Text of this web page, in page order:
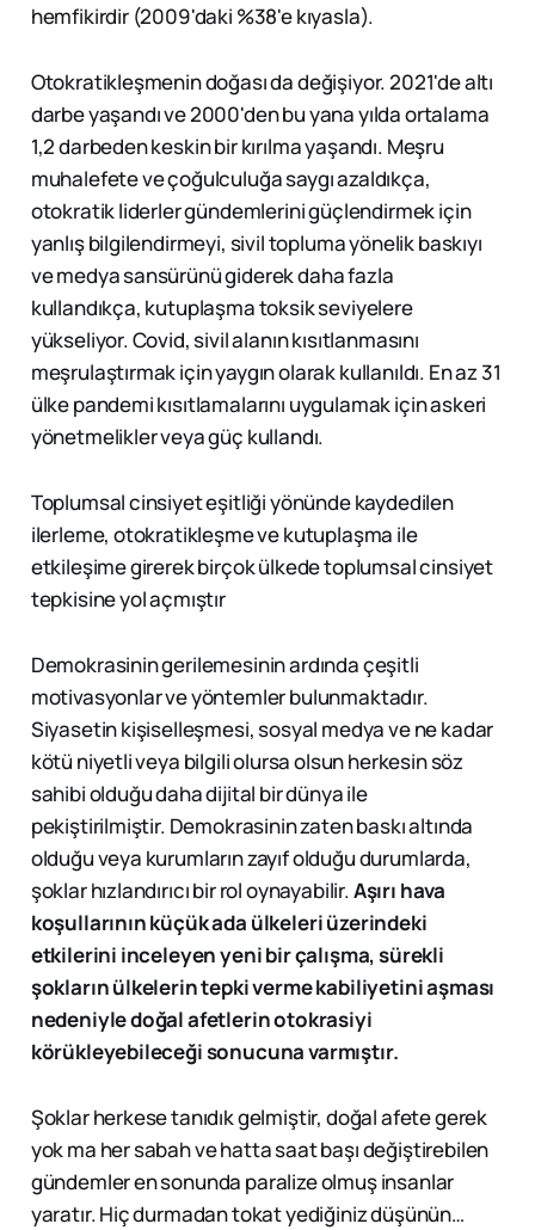
hemfikirdir (2009'daki %38'e kıyasla).
Otokratikleşmenin doğası da değişiyor. 2021'de altı
darbe yaşandı ve 2000'den bu yana yılda ortalama
1,2 darbeden keskin bir kırılma yaşandı. Meşru
muhalefete ve çoğulculuğa saygı azaldıkça,
otokratik liderler gündemlerini güçlendirmek için
yanlış bilgilendirmeyi, sivil topluma yönelik baskıyı
ve medya sansürünü giderek daha fazla
kullandıkça, kutuplaşma toksik seviyelere
yükseliyor. Covid, sivil alanın kısıtlanmasını
meşrulaştırmak için yaygın olarak kullanıldı. En az 31
ülke pandemi kısıtlamalarını uygulamak için askeri
yönetmelikler veya güç kullandı.
Toplumsal cinsiyet eşitliği yönünde kaydedilen
ilerleme, otokratikleşme ve kutuplaşma ile
etkileşime girerek birçok ülkede toplumsal cinsiyet
tepkisine yol açmıştır
Demokrasinin gerilemesinin ardında çeşitli
motivasyonlar ve yöntemler bulunmaktadır.
Siyasetin kişiselleşmesi, sosyal medya ve ne kadar
kötü niyetli veya bilgili olursa olsun herkesin söz
sahibi olduğu daha dijital bir dünya ile
pekiştirilmiştir. Demokrasinin zaten baskı altında
olduğu veya kurumların zayıf olduğu durumlarda,
şoklar hızlandırıcı bir rol oynayabilir.Aşırı hava
koşullarının küçük ada ülkeleri üzerindeki
etkilerini inceleyen yeni bir çalışma, sürekli
şokların ülkelerin tepki verme kabiliyetini aşması
nedeniyle doğal afetlerin otokrasiyi
körükleyebileceği sonucuna varmıştır.
Şoklar herkese tanıdık gelmiştir, doğal afete gerek
yok ma her sabah ve hatta saat başı değiştirebilen
gündemler en sonunda paralize olmuş insanlar
yaratır. Hiç durmadan tokat yediğiniz düşünün…